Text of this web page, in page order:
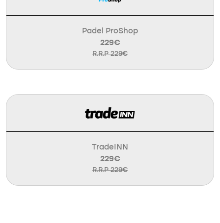
Padel ProShop
229€
R.R.P 229€
TradeINN
229€
R.R.P 229€